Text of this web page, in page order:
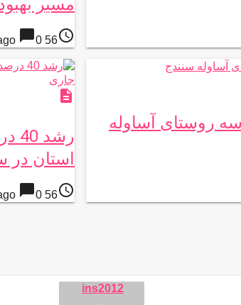
مسیر
access_time
56 years ago
chat_bubble0
دبیرستان 6 کلاسه روستای آساوله
description
استان
access_time
56 years ago
chat_bubble0
ins2012